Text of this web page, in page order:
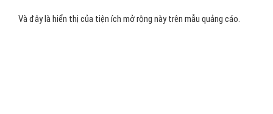
Và đây là hiển thị của tiện ích mở rộng này trên mẫu quảng cáo.